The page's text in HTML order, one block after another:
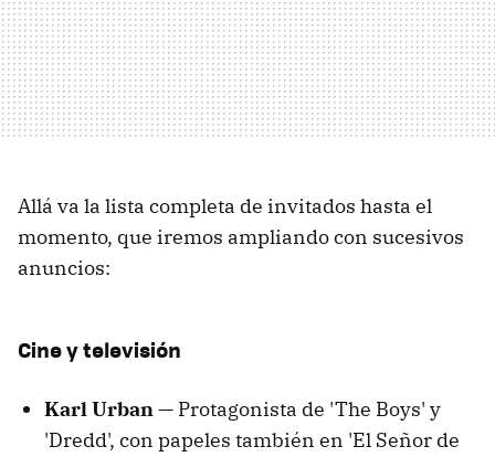
Allá va la lista completa de invitados hasta el
momento, que iremos ampliando con sucesivos
anuncios:
Cine y televisión
Karl Urban — Protagonista de 'The Boys' y
'Dredd', con papeles también en 'El Señor de